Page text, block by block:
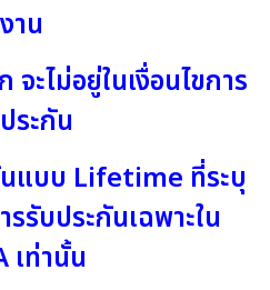
งาน
ะไม่อยู่ในเงื่อนไขการ
ระกัน
แบบ Lifetime ที่ระบุ
รับประกันเฉพาะใน
เท่านั้น